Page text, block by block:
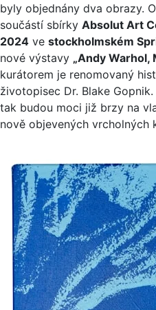
byly objednány dva obrazy.
součástí sbírky Absolut Art
2024 ve stockholmském
nové výstavy „Andy Warhol,
kurátorem je renomovaný
životopisec Dr. Blake
tak budou moci již brzy na
nově objevených vrcholných